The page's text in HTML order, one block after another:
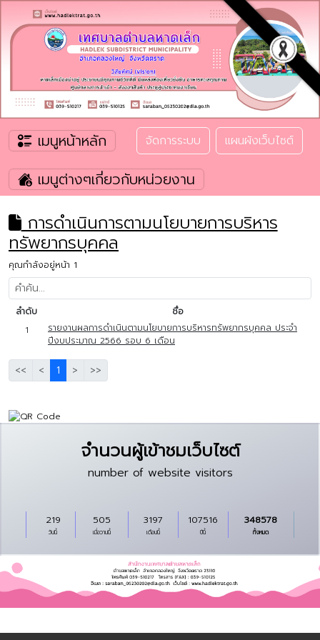
เมนูหน้าหลัก จัดการระบบ แผนผังเว็บไซต์
เมนูต่างๆเกี่ยวกับหน่วยงาน
การดำเนินการตามนโยบายการบริหาร
ทรัพยากรบุคคล
คุณกำลังอยู่หน้า 1
ลำดับ
ชื่อ
1
รายงานผลการดำเนินตามนโยบายการบริหารทรัพยากรบุคคล ประจำ
ปีงบประมาณ 2566 รอบ 6 เดือน
<< < 1 > >>
จำนวนผู้เข้าชมเว็บไซต์
number of website visitors
วันนี้
219
เมื่อวานนี้
505
เดือนนี้
3197
ปีนี้
107516
ทั้งหมด
348578